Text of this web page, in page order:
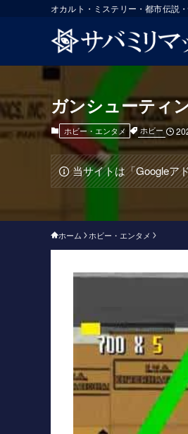
オカルト・ミステリー・都市伝説
ガンシューティ
ホビー・エンタメ ホビー
当サイトは「Googleア
ホーム ホビー・エンタメ